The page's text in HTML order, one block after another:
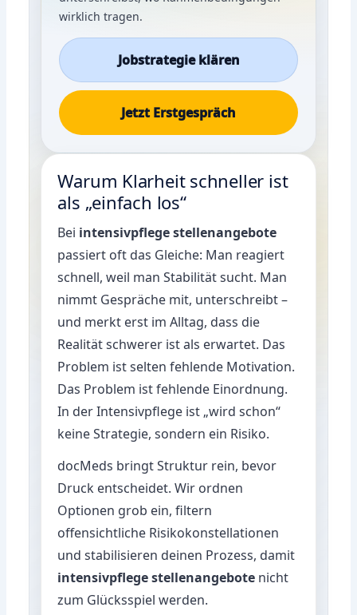
wirklich tragen.
Jobstrategie klären
Jetzt Erstgespräch
Warum Klarheit schneller ist
als „einfach los“
Bei intensivpflege stellenangebote
passiert oft das Gleiche: Man reagiert
schnell, weil man Stabilität sucht. Man
nimmt Gespräche mit, unterschreibt –
und merkt erst im Alltag, dass die
Realität schwerer ist als erwartet. Das
Problem ist selten fehlende Motivation.
Das Problem ist fehlende Einordnung.
In der Intensivpflege ist „wird schon“
keine Strategie, sondern ein Risiko.
docMeds bringt Struktur rein, bevor
Druck entscheidet. Wir ordnen
Optionen grob ein, filtern
offensichtliche Risikokonstellationen
und stabilisieren deinen Prozess, damit
intensivpflege stellenangebote nicht
zum Glücksspiel werden.